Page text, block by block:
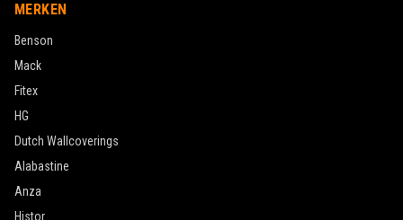
MERKEN
Benson
Mack
Fitex
HG
Dutch Wallcoverings
Alabastine
Anza
Histor